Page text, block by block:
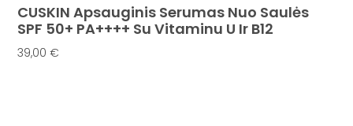
CUSKIN Apsauginis Serumas Nuo Saulės
SPF 50+ PA++++ Su Vitaminu U Ir B12
39,00€